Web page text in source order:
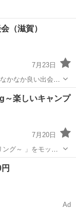
（滋賀）
7月23日
信が持てない ・結
一人で悩んでいる
～楽しいキャンプ
7月20日
グ～ 」をモット
グを開催するサー
「第2回 Mepa
Ad